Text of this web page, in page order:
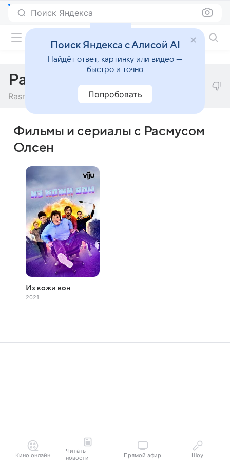
Поиск Яндекса
Расмус Олсен
Rasmus Olsen
Фильмы и сериалы с Расмусом
Олсен
Из кожи вон
2021
Кино онлайн
Читать
новости
Прямой эфир Шоу
Поиск Яндекса с Алисой AI
Найдёт ответ, картинку или видео —
быстро и точно
Попробовать